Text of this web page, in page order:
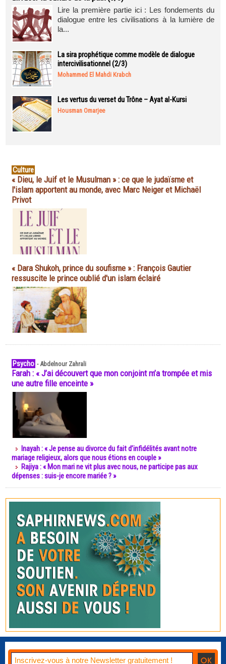
Lire la première partie ici : Les fondements du
dialogue entre les civilisations à la lumière de
la...
La sira prophétique comme modèle de dialogue
intercivilisationnel (2/3)
Mohammed El Mahdi Krabch
Les vertus du verset du Trône – Ayat al-Kursi
Housman Omarjee
Culture
« Dieu, le Juif et le Musulman » : ce que le judaïsme et
l'islam apportent au monde, avec Marc Neiger et Michaël
Privot
« Dara Shukoh, prince du soufisme » : François Gautier
ressuscite le prince oublié d'un islam éclairé
Psycho -Abdelnour Zahrali
Farah : « J’ai découvert que mon conjoint m’a trompée et mis
une autre fille enceinte »
Inayah : « Je pense au divorce du fait d’infidélités avant notre
mariage religieux, alors que nous étions en couple »
Rajiya : « Mon mari ne vit plus avec nous, ne participe pas aux
dépenses : suis-je encore mariée ? »